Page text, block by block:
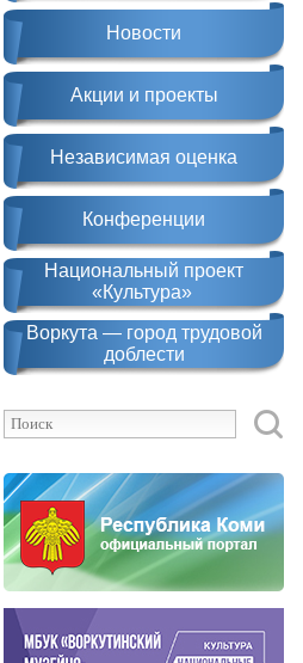
Новости
Акции и проекты
Независимая оценка
Конференции
Национальный проект
«Культура»
Воркута — город трудовой
доблести